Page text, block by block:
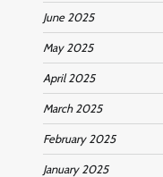
June 2025
May 2025
April 2025
March 2025
February 2025
January 2025